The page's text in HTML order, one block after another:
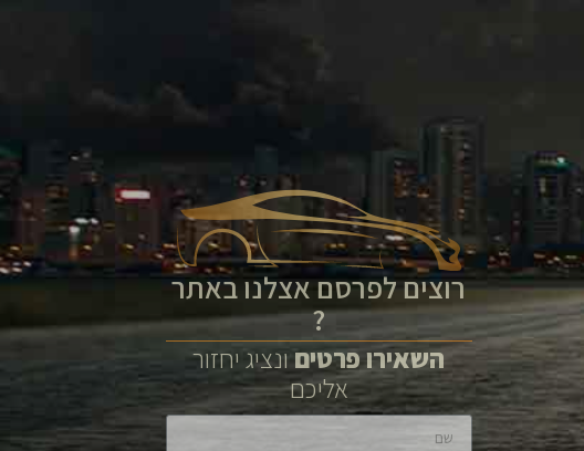
רוצים לפרסם אצלנו באתר
?
השאירופרטיםונציג יחזור
אליכם